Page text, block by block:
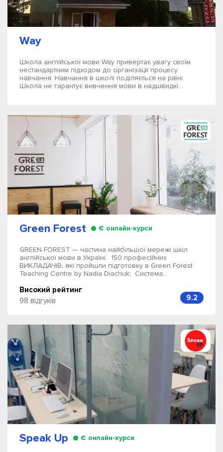
Way
Школа англійської мови Way привертає увагу своїм
нестандартним підходом до організації процесу
навчання. Навчання в школі поділяється на рівні.
Школа не гарантує вивчення мови в надшвидкі...
Green Forest Є онлайн-курси
GREEN FOREST — частина найбільшої мережі шкіл
англійської мови в Україні. 150 професійних
ВИКЛАДАЧІВ, які пройшли підготовку в Green Forest
Teaching Centre by Nadia Diachuk; Система...
Високий рейтинг
98 відгуків
9.2
Speak Up Є онлайн-курси